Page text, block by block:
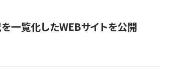
一覧化したWEBサイトを公開